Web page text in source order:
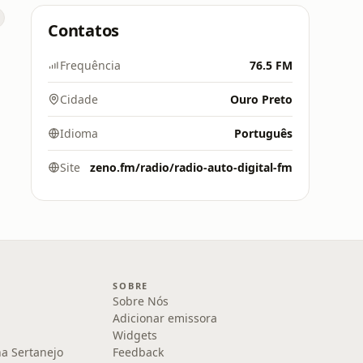
Contatos
Frequência 76.5 FM
Cidade Ouro Preto
Idioma Português
Site zeno.fm/radio/radio-auto-digital-fm
Sertanejo
SOBRE
Sobre Nós
Adicionar emissora
Widgets
Feedback